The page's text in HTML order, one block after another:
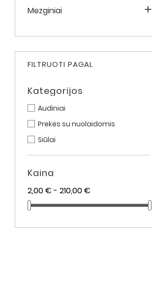
Mezginiai 
FILTRUOTI PAGAL
Kategorijos
Audiniai
Prekės su nuolaidomis
Siūlai
Kaina
2,00 € - 210,00 €